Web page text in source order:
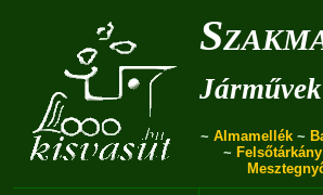
~ Almamellék~
~ Felsőtárkány